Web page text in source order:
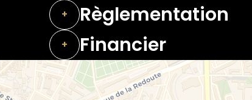
+ Règlementation
+ Financier